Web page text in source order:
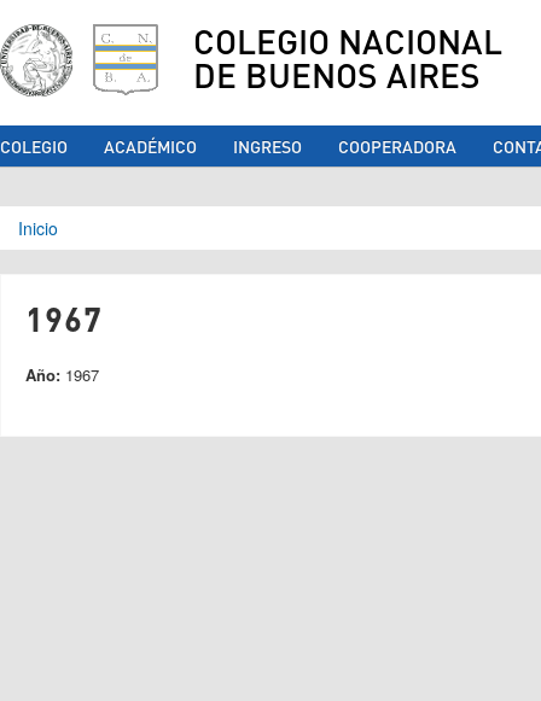
COLEGIO NACIONAL
DE BUENOS AIRES
COLEGIO ACADÉMICO INGRESO COOPERADORA
Se encuentra usted aquí
Inicio
1967
Año: 1967